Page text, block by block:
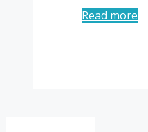
Read more